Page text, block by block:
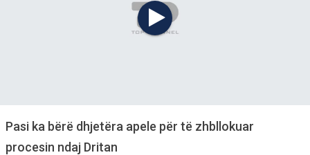
Pasi ka bërë dhjetëra apele për të zhbllokuar
procesin ndaj Dritan